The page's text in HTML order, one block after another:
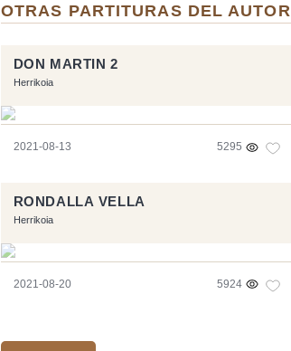
OTRAS PARTITURAS DEL
DON MARTIN 2
Herrikoia
2021-08-13 5295
RONDALLA VELLA
Herrikoia
2021-08-20 5924